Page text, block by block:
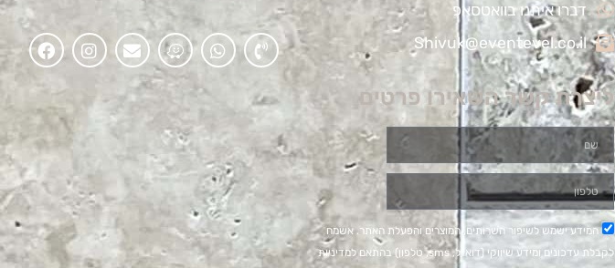
דברו איתנו בוואטסאפ
Shivuk@eventevel.co.il
ליצרת קשר השאירו פרטים
המידע ישמש לשיפור השרותים, המוצרים והפעלת האתר. אשמח
לקבלת עדכונים ומידע שיווקי (דוא״ל, sms, טלפון) בהתאם למדיניות